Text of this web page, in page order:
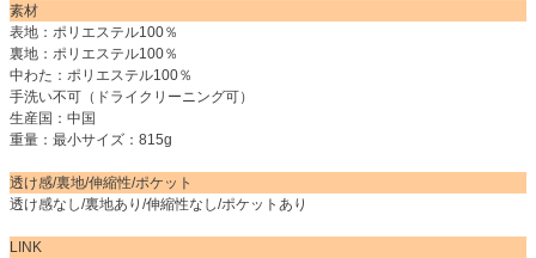
素材
表地：ポリエステル100％
裏地：ポリエステル100％
中わた：ポリエステル100％
手洗い不可（ドライクリーニング可）
生産国：中国
重量：最小サイズ：815g
透け感/裏地/伸縮性/ポケット
透け感なし/裏地あり/伸縮性なし/ポケットあり
LINK